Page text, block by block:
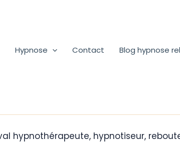
Hypnose Contact Blog hypnose